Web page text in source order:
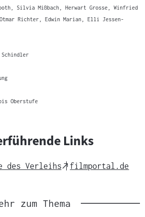
Silvia Mißbach, Herwart Grosse, Winfried
Richter, Edwin Marian, Elli Jessen-
Schindler
Oberstufe
Links
des Verleihs
External
filmportal.de
zum Thema